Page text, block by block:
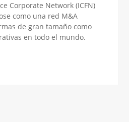
Corporate Network (ICFN)
como una red M&A
de gran tamaño como
en todo el mundo.